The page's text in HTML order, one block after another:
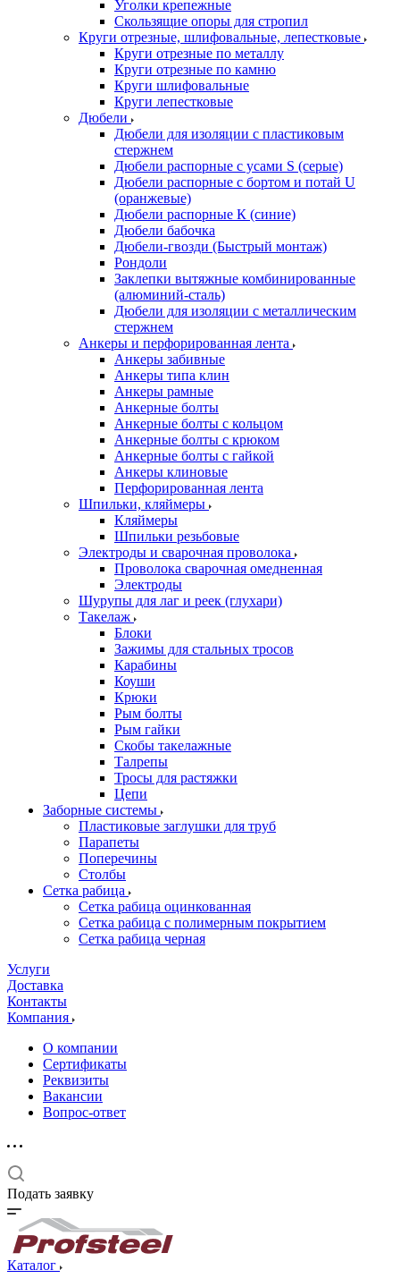
Уголки крепежные
Скользящие опоры для стропил
Круги отрезные, шлифовальные, лепестковые
Круги отрезные по металлу
Круги отрезные по камню
Круги шлифовальные
Круги лепестковые
Дюбели
Дюбели для изоляции с пластиковым
стержнем
Дюбели распорные с усами S (серые)
Дюбели распорные c бортом и потай U
(оранжевые)
Дюбели распорные К (синие)
Дюбели бабочка
Дюбели-гвозди (Быстрый монтаж)
Рондоли
Заклепки вытяжные комбинированные
(алюминий-сталь)
Дюбели для изоляции с металлическим
стержнем
Анкеры и перфорированная лента
Анкеры забивные
Анкеры типа клин
Анкеры рамные
Анкерные болты
Анкерные болты с кольцом
Анкерные болты с крюком
Анкерные болты с гайкой
Анкеры клиновые
Перфорированная лента
Шпильки, кляймеры
Кляймеры
Шпильки резьбовые
Электроды и сварочная проволока
Проволока сварочная омедненная
Электроды
Шурупы для лаг и реек (глухари)
Такелаж
Блоки
Зажимы для стальных тросов
Карабины
Коуши
Крюки
Рым болты
Рым гайки
Скобы такелажные
Талрепы
Тросы для растяжки
Цепи
Заборные системы
Пластиковые заглушки для труб
Парапеты
Поперечины
Столбы
Сетка рабица
Сетка рабица оцинкованная
Сетка рабица с полимерным покрытием
Сетка рабица черная
Услуги
Доставка
Контакты
Компания
О компании
Сертификаты
Реквизиты
Вакансии
Вопрос-ответ
Подать заявку
Каталог